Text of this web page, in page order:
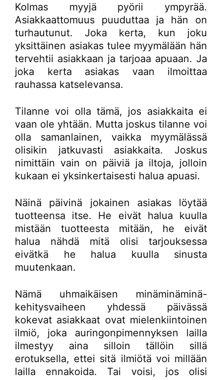
Kolmas myyjä pyörii ympyrää.
Asiakkaattomuus puuduttaa ja hän on
turhautunut. Joka kerta, kun joku
yksittäinen asiakas tulee myymälään hän
tervehtii asiakkaan ja tarjoaa apuaan. Ja
joka kerta asiakas vaan ilmoittaa
rauhassa katselevansa.
Tilanne voi olla tämä, jos asiakkaita ei
vaan ole yhtään. Mutta joskus tilanne voi
olla samanlainen, vaikka myymälässä
olisikin jatkuvasti asiakkaita. Joskus
nimittäin vain on päiviä ja iltoja, jolloin
kukaan ei yksinkertaisesti halua apuasi.
Näinä päivinä jokainen asiakas löytää
tuotteensa itse. He eivät halua kuulla
mistään tuotteesta mitään, he eivät
halua nähdä mitä olisi tarjouksessa
eivätkä he halua kuulla sinusta
muutenkaan.
Nämä uhmaikäisen minäminäminä-
kehitysvaiheen yhdessä päivässä
kokevat asiakkaat ovat mielenkiintoinen
ilmiö, joka auringonpimennyksen lailla
ilmestyy aina silloin tällöin sillä
erotuksella, ettei sitä ilmiötä voi millään
lailla ennakoida. Tai voisi, jos olisi